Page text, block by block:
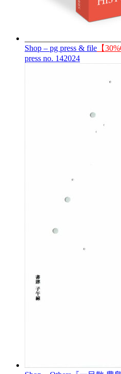
Shop – pg press & file 【
press no. 142024